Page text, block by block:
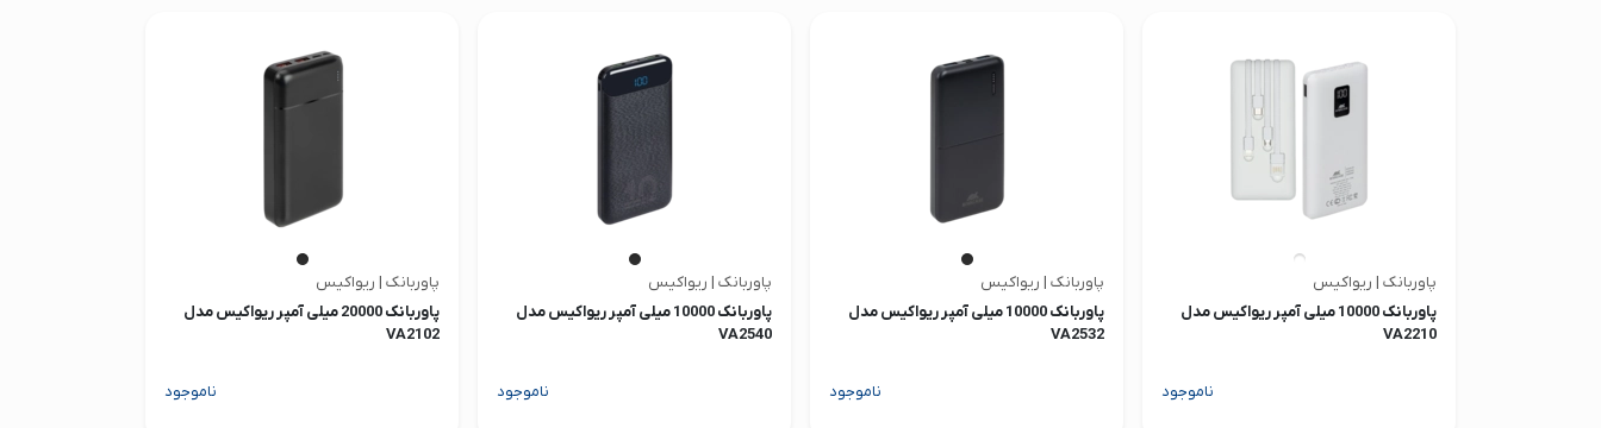
تماس با ما
پاوربانک | ریواکیس
پاوربانک 10000 میلی آمپر ریواکیس مدل
VA2210
ناموجود
پاوربانک | ریواکیس
پاوربانک 10000 میلی آمپر ریواکیس مدل
VA2532
ناموجود
پاوربانک | ریواکیس
پاوربانک 10000 میلی آمپر ریواکیس مدل
VA2540
ناموجود
پاوربانک | ریواکیس
پاوربانک 20000 میلی آمپر ریواکیس مدل
VA2102
ناموجود